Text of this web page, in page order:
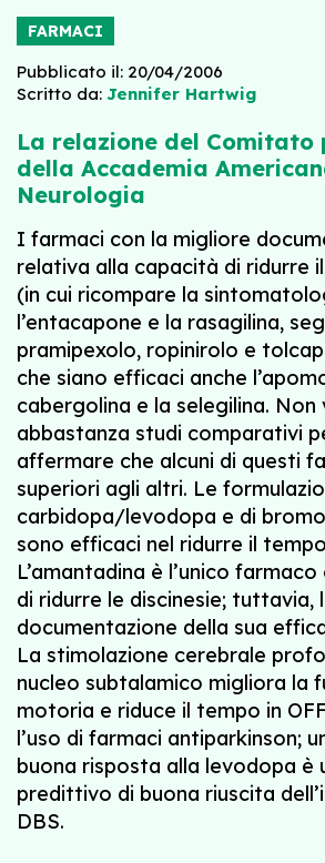
FARMACI
Pubblicato il: 20/04/2006
Scritto da: Jennifer Hartwig
La relazione del Comitato
della Accademia
Neurologia
I farmaci con la migliore
relativa alla capacità di ridurre
(in cui ricompare la
l’entacapone e la rasagilina,
pramipexolo, ropinirolo e
che siano efficaci anche
cabergolina e la selegilina. Non
abbastanza studi comparativi
affermare che alcuni di questi
superiori agli altri. Le
carbidopa/levodopa e di
sono efficaci nel ridurre il tempo
L’amantadina è l’unico
di ridurre le discinesie; tuttavia,
documentazione della sua
La stimolazione cerebrale
nucleo subtalamico migliora la
motoria e riduce il tempo in
l’uso di farmaci antiparkinson;
buona risposta alla levodopa è
predittivo di buona riuscita
DBS.